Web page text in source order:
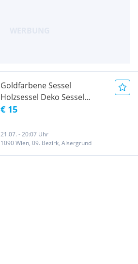
Goldfarbene Sessel
Holzsessel Deko Sessel
Holzstuhl Stuhl Vintage
Century Deko Bugholzsessel
Holz Sessel Unikat
€ 15
21.07. - 20:07 Uhr
1090 Wien, 09. Bezirk, Alsergrund